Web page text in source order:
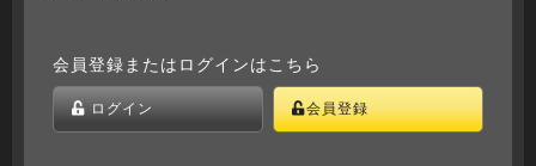
会員登録またはログインはこちら
ログイン 会員登録